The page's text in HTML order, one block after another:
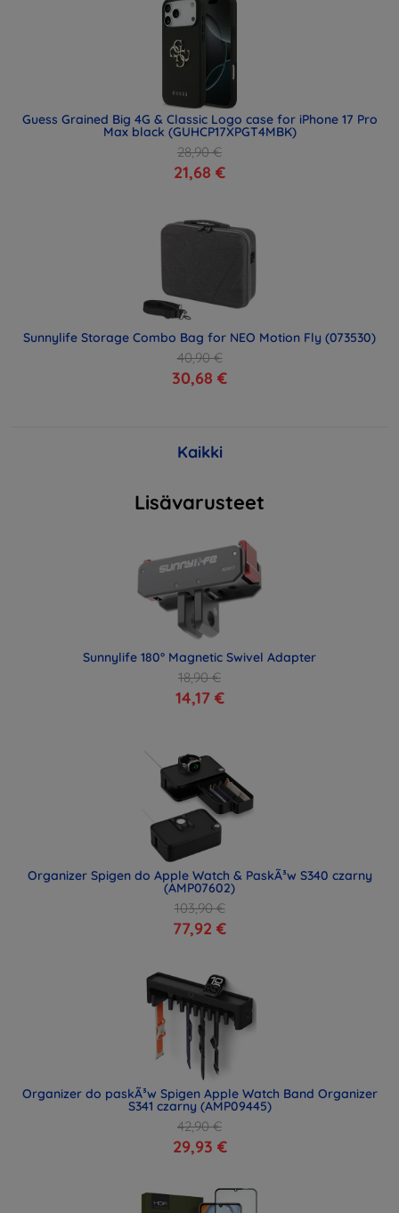
Guess Grained Big 4G & Classic Logo case for iPhone 17 Pro
Max black (GUHCP17XPGT4MBK)
28,90 €
21,68 €
Sunnylife Storage Combo Bag for NEO Motion Fly (073530)
40,90 €
30,68 €
Kaikki
Lisävarusteet
Sunnylife 180° Magnetic Swivel Adapter
18,90 €
14,17 €
Organizer Spigen do Apple Watch & PaskÃ³w S340 czarny
(AMP07602)
103,90 €
77,92 €
Organizer do paskÃ³w Spigen Apple Watch Band Organizer
S341 czarny (AMP09445)
42,90 €
29,93 €